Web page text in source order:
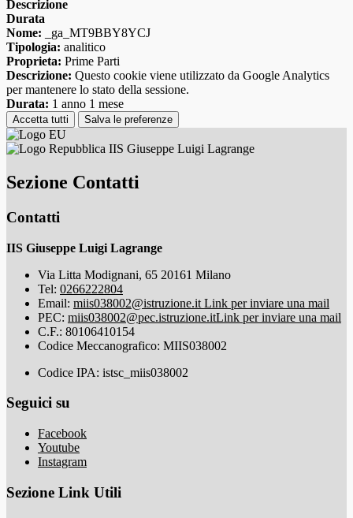
Descrizione
Durata
Nome: _ga_MT9BBY8YCJ
Tipologia: analitico
Proprieta: Prime Parti
Descrizione: Questo cookie viene utilizzato da Google Analytics
per mantenere lo stato della sessione.
Durata: 1 anno 1 mese
Accetta tutti Salva le preferenze
IIS Giuseppe Luigi Lagrange
Sezione Contatti
Contatti
IIS Giuseppe Luigi Lagrange
Via Litta Modignani, 65 20161 Milano
Tel: 0266222804
Email: miis038002@istruzione.it Link per inviare una mail
PEC: miis038002@pec.istruzione.itLink per inviare una mail
C.F.: 80106410154
Codice Meccanografico: MIIS038002
Codice IPA: istsc_miis038002
Seguici su
Facebook
Youtube
Instagram
Sezione Link Utili